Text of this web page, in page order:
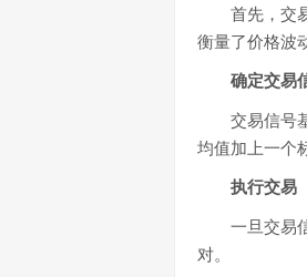
首先，交
衡量了价格波
确定交易
交易信号
均值加上一个
执行交易
一旦交易
对。